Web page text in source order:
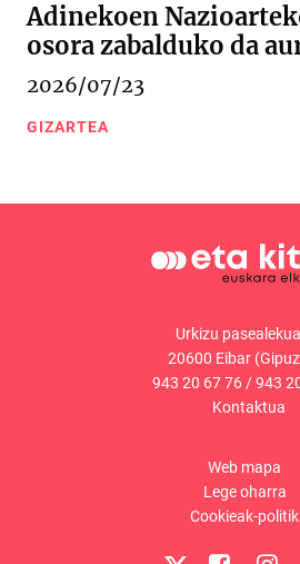
Adinekoen
osora zabalduko da
2026/07/23
GIZARTEA
Urkizu
20600 Eibar
943 20 67 76/943
Kontaktua
Web mapa
Lege oharra
Cookieak-